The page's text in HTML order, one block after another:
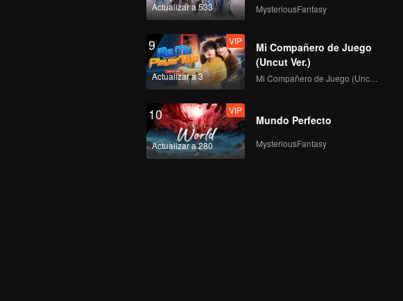
Actualizar a 533 MysteriousFantasy
9
Actualizar a 3
VIP
Mi Compañero de Juego
(Uncut Ver.)
Mi Compañero de Juego (Uncut Ver.)
10
Actualizar a 280
VIP
Mundo Perfecto
MysteriousFantasy